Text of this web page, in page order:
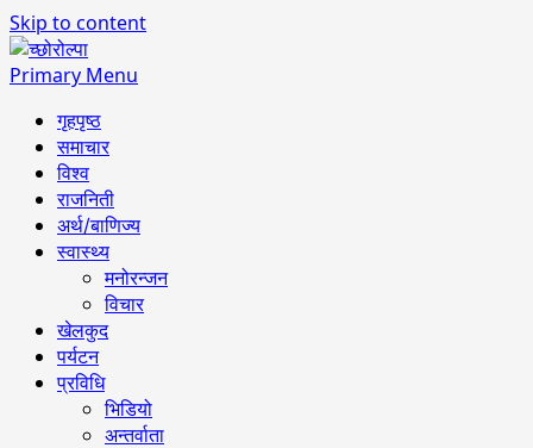
Skip to content
Primary Menu
गृहपृष्ठ
समाचार
विश्व
राजनिती
अर्थ/बाणिज्य
स्वास्थ्य
मनोरन्जन
विचार
खेलकुद
पर्यटन
प्रविधि
भिडियो
अन्तर्वाता